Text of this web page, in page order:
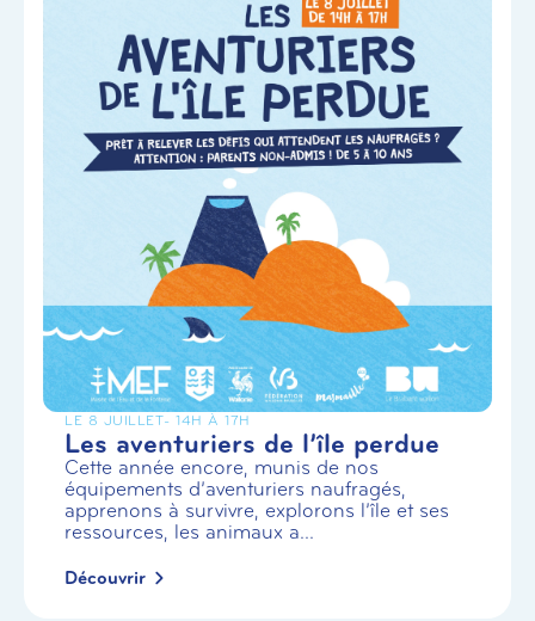
LE 8 JUILLET- 14H À 17H
Les aventuriers de l’île perdue
Cette année encore, munis de nos
équipements d’aventuriers naufragés,
apprenons à survivre, explorons l’île et ses
ressources, les animaux a...
Découvrir